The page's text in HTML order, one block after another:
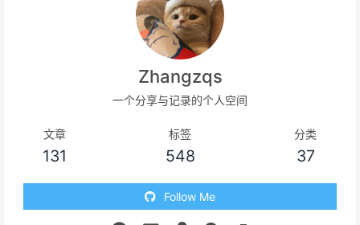
Zhangzqs
一个分享与记录的个人空间
文章
131
标签
548
分类
37
Follow Me